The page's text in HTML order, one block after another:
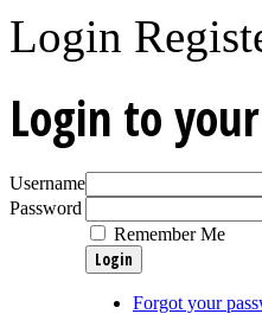
Login
Login to
Username
Password
Remember Me
Forgot your